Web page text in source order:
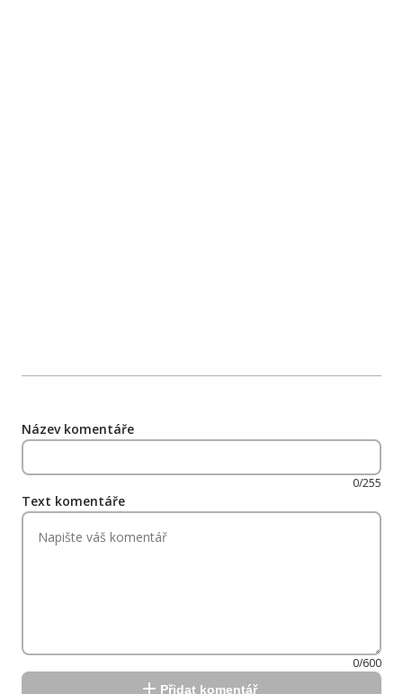
Název komentáře
0/255
Text komentáře
0/600
Přidat komentář